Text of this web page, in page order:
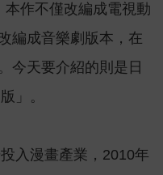
作不僅改編成電視動
編成音樂劇版本，在
今天要介紹的則是日
」。
入漫畫產業，2010年